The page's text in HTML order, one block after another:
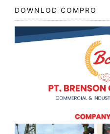
DOWNLOD COMPRO